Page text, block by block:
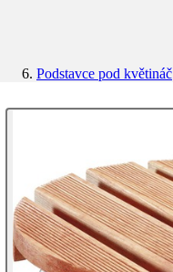
Podstavce pod květináč